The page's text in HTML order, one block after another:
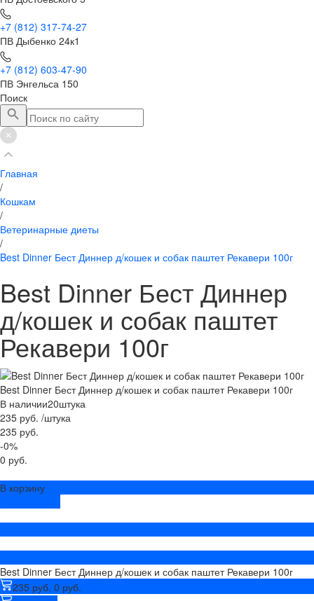
+7 (812) 317-74-27
ПВ Дыбенко 24к1
+7 (812) 603-47-90
ПВ Энгельса 150
Поиск
Главная
/
Кошкам
/
Ветеринарные диеты
/
Best Dinner Бест Диннер д/кошек и собак паштет Рекавери 100г
Best Dinner Бест Диннер
д/кошек и собак паштет
Рекавери 100г
Best Dinner Бест Диннер д/кошек и собак паштет Рекавери 100г
В наличии20штука
235 руб. /штука
235 руб.
-0%
0 руб.
В корзину
Best Dinner Бест Диннер д/кошек и собак паштет Рекавери 100г
235 руб. 0 руб.